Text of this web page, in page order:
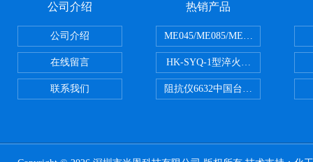
公司介绍
公司介绍
在线留言
联系我们
热销产品
ME045/ME085/ME150ME系列
HK-SYQ-1型淬火介质冷却性能测
阻抗仪6632中国台湾益和